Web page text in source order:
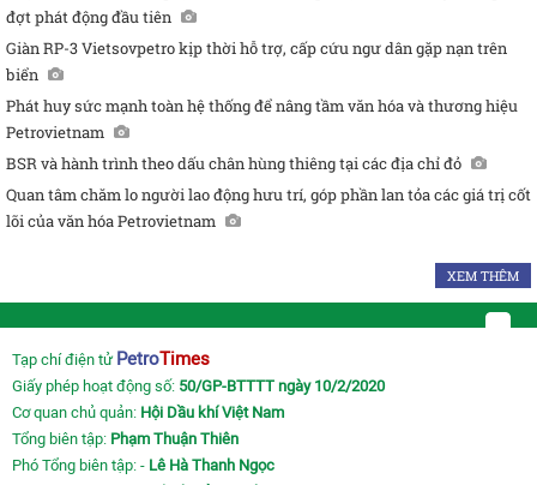
đợt phát động đầu tiên
Giàn RP-3 Vietsovpetro kịp thời hỗ trợ, cấp cứu ngư dân gặp nạn trên
biển
Phát huy sức mạnh toàn hệ thống để nâng tầm văn hóa và thương hiệu
Petrovietnam
BSR và hành trình theo dấu chân hùng thiêng tại các địa chỉ đỏ
Quan tâm chăm lo người lao động hưu trí, góp phần lan tỏa các giá trị cốt
lõi của văn hóa Petrovietnam
XEM THÊM
Tạp chí điện tử PetroTimes
Giấy phép hoạt động số: 50/GP-BTTTT ngày 10/2/2020
Cơ quan chủ quản: Hội Dầu khí Việt Nam
Tổng biên tập: Phạm Thuận Thiên
Phó Tổng biên tập: - Lê Hà Thanh Ngọc